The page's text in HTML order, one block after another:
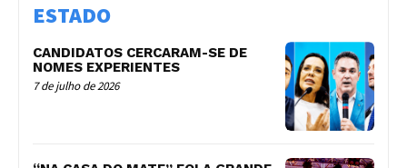
ESTADO
CANDIDATOS CERCARAM-SE DE
NOMES EXPERIENTES
7 de julho de 2026